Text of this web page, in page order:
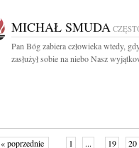
MICHAŁ SMUDA
Pan Bóg zabiera człowieka wtedy,
zasłużył sobie na niebo Nasz
« poprzednie 1 ... 19 20